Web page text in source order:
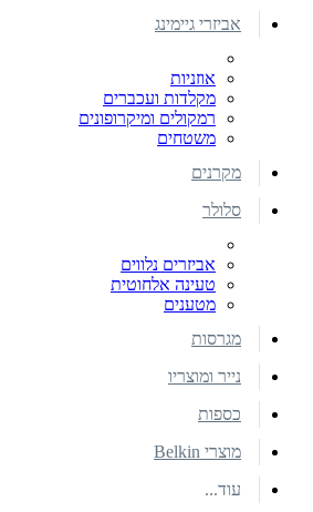
אביזרי גיימינג
אוזניות
מקלדות ועכברים
רמקולים ומיקרופונים
משטחים
מקרנים
סלולר
אביזרים נלווים
טעינה אלחוטית
מטענים
מגרסות
נייר ומוצריו
כספות
מוצרי Belkin
עוד...